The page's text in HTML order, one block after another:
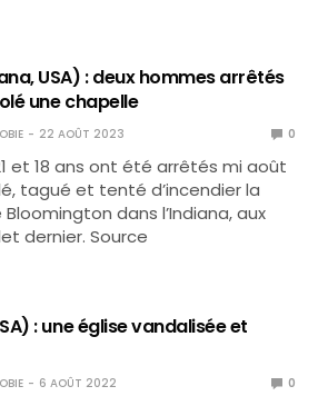
USA) : deux hommes arrêtés
une chapelle
22 AOÛT 2023 0
et 18 ans ont été arrêtés mi août
tagué et tenté d’incendier la
dans l’Indiana, aux
dernier. Source
: une église vandalisée et
6 AOÛT 2022 0